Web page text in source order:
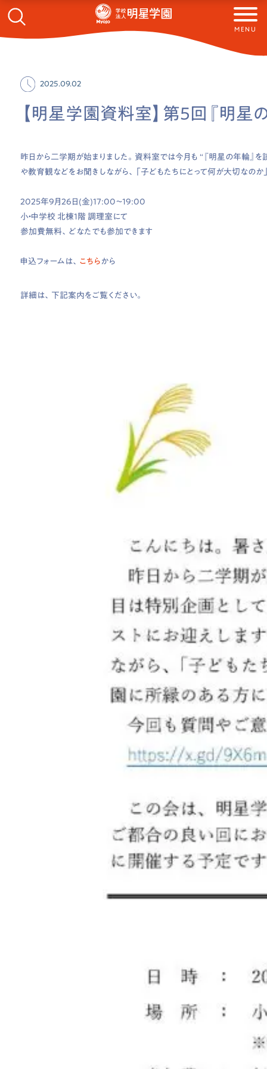
MENU
2025.09.02
【明星学園資料室】第5回『明星
昨日から二学期が始まりました。資料室では今月も “『明星の年輪』
や教育観などをお聞きしながら、「子どもたちにとって何が大切なの
2025年9月26日(金)17:00～19:00
小・中学校 北棟1階 調理室にて
参加費無料、どなたでも参加できます
申込フォームは、 こちら から
詳細は、下記案内をご覧ください。